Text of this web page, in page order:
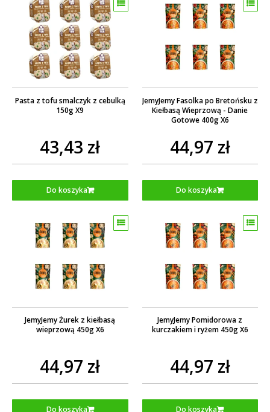
Pasta z tofu smalczyk z cebulką
150g X9
43,43 zł
Do koszyka
JemyJemy Fasolka po Bretońsku z
Kiełbasą Wieprzową - Danie
Gotowe 400g X6
44,97 zł
Do koszyka
JemyJemy Żurek z kiełbasą
wieprzową 450g X6
44,97 zł
Do koszyka
JemyJemy Pomidorowa z
kurczakiem i ryżem 450g X6
44,97 zł
Do koszyka